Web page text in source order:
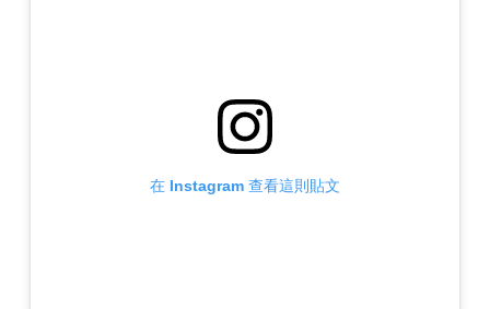
在 Instagram 查看這則貼文